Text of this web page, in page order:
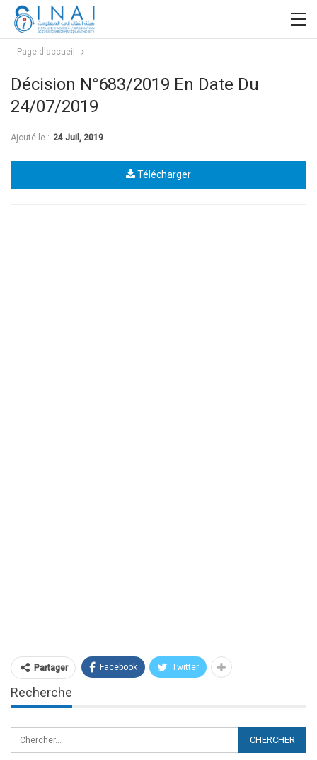
Page d'accueil
Décision N°683/2019 En Date Du
24/07/2019
Ajouté le : 24 Juil, 2019
Télécharger
Partager Facebook Twitter
Recherche